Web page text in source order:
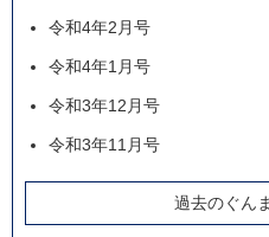
令和4年2月号
令和4年1月号
令和3年12月号
令和3年11月号
過去のぐん